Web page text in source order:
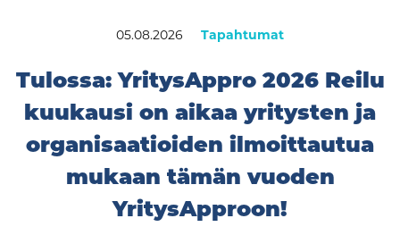
05.08.2026 Tapahtumat
Tulossa: YritysAppro 2026 Reilu
kuukausi on aikaa yritysten ja
organisaatioiden ilmoittautua
mukaan tämän vuoden
YritysApproon!